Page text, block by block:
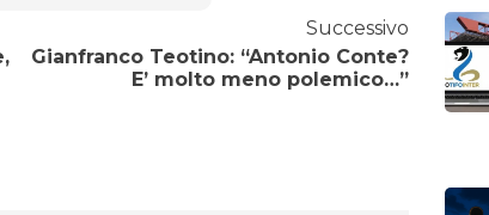
Successivo
Gianfranco Teotino: “Antonio Conte?
E’ molto meno polemico…”